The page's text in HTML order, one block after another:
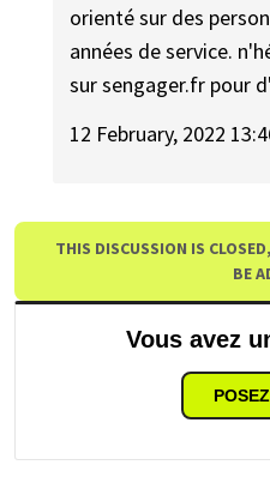
orienté sur des
années de service.
sur sengager.fr pour
12 February, 2022
THIS DISCUSSION IS
BE
Vous avez